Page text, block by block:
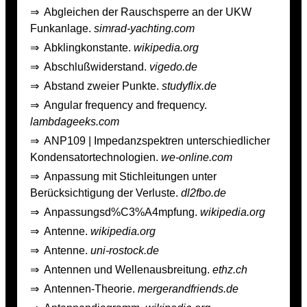
⇒ Abgleichen der Rauschsperre an der UKW
Funkanlage. simrad-yachting.com
⇒ Abklingkonstante. wikipedia.org
⇒ Abschlußwiderstand. vigedo.de
⇒ Abstand zweier Punkte. studyflix.de
⇒ Angular frequency and frequency.
lambdageeks.com
⇒ ANP109 | Impedanzspektren unterschiedlicher
Kondensatortechnologien. we-online.com
⇒ Anpassung mit Stichleitungen unter
Berücksichtigung der Verluste. dl2fbo.de
⇒ Anpassungsd%C3%A4mpfung. wikipedia.org
⇒ Antenne. wikipedia.org
⇒ Antenne. uni-rostock.de
⇒ Antennen und Wellenausbreitung. ethz.ch
⇒ Antennen-Theorie. mergerandfriends.de